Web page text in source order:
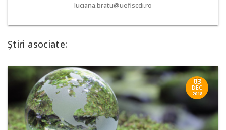
luciana.bratu@uefiscdi.ro
Știri asociate:
03
DEC
2018